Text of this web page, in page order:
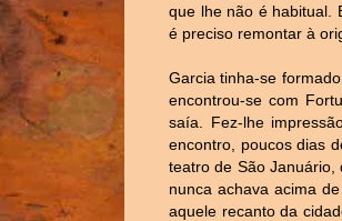
que lhe não é habitual.
é preciso remontar à
Garcia tinha-se
encontrou-se com
saía. Fez-lhe
encontro, poucos dias
teatro de São
nunca achava acima
aquele recanto da